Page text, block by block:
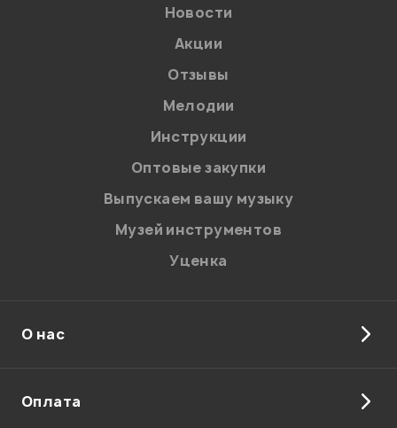
Новости
Акции
Отзывы
Мелодии
Инструкции
Оптовые закупки
Выпускаем вашу музыку
Музей инструментов
Уценка
О нас
Оплата